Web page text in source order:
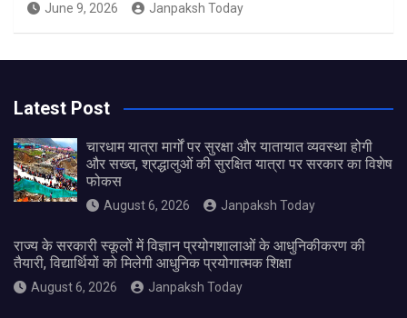
June 9, 2026 Janpaksh Today
Latest Post
चारधाम यात्रा मार्गों पर सुरक्षा और यातायात व्यवस्था होगी
और सख्त, श्रद्धालुओं की सुरक्षित यात्रा पर सरकार का विशेष
फोकस
August 6, 2026 Janpaksh Today
राज्य के सरकारी स्कूलों में विज्ञान प्रयोगशालाओं के आधुनिकीकरण की
तैयारी, विद्यार्थियों को मिलेगी आधुनिक प्रयोगात्मक शिक्षा
August 6, 2026 Janpaksh Today